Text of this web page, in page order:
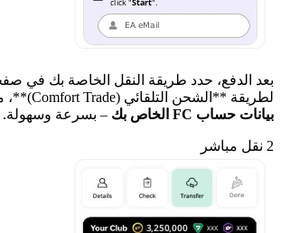
بعد الدفع، حدد طريقة النقل الخاصة بك في
لطريقة **الشحن التلقائي (Comfort Trade)**، ما عليك سوى إدخال
بيانات حساب FC الخاص بك
– بسرعة وسهولة.
2 نقل مباشر